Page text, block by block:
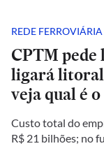
REDE FERROVIÁRIA
CPTM
ligará litoral
veja qual é
Custo total do
R$ 21 bilhões; no